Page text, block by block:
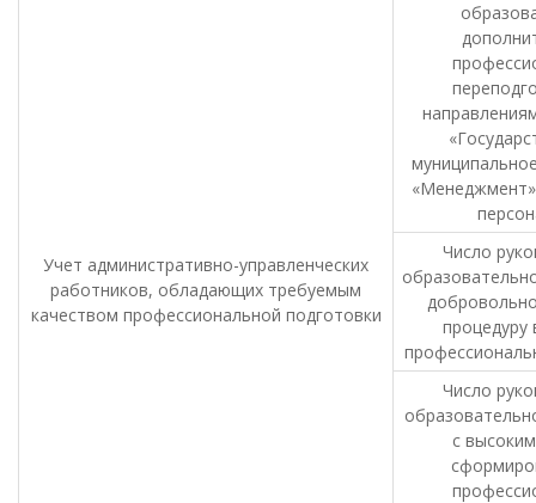
Учет административно-управленческих
работников, обладающих требуемым
качеством профессиональной подготовки
Число
процедуру
Число
с